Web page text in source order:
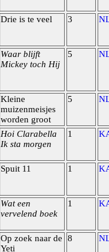
Drie is te veel 3
Waar blijft
Mickey toch Hij
5
Kleine
muizenmeisjes
worden groot
5
Hoi Clarabella
Ik sta morgen
1
Spuit 11 1
Wat een
vervelend boek
1
Op zoek naar de
Yeti
8